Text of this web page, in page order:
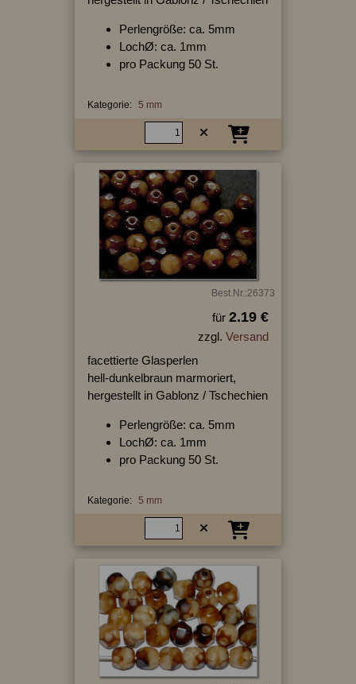
Perlengröße: ca. 5mm
LochØ: ca. 1mm
pro Packung 50 St.
Kategorie: 5 mm
Best.Nr.:26373
für 2.19 €
zzgl. Versand
facettierte Glasperlen
hell-dunkelbraun marmoriert,
hergestellt in Gablonz / Tschechien
Perlengröße: ca. 5mm
LochØ: ca. 1mm
pro Packung 50 St.
Kategorie: 5 mm